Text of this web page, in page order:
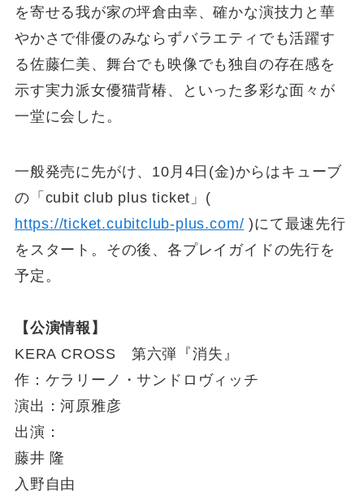
を寄せる我が家の坪倉由幸、確かな演技力と華
やかさで俳優のみならずバラエティでも活躍す
る佐藤仁美、舞台でも映像でも独自の存在感を
示す実力派女優猫背椿、といった多彩な面々が
一堂に会した。
一般発売に先がけ、10月4日(金)からはキューブ
の「cubit club plus ticket」(
https://ticket.cubitclub-plus.com/ )にて最速先行
をスタート。その後、各プレイガイドの先行を
予定。
【公演情報】
KERA CROSS 第六弾『消失』
作：ケラリーノ・サンドロヴィッチ
演出：河原雅彦
出演：
藤井 隆
入野自由